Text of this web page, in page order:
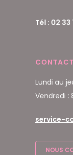
Tél : 02 33
CONTACT
Lundi au
Vendredi :
service-
NOUS